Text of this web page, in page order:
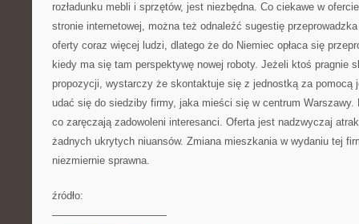
rozładunku mebli i sprzętów, jest niezbędna. Co ciekawe w
stronie internetowej, można też odnaleźć sugestię
oferty coraz więcej ludzi, dlatego że do Niemiec opłaca się
kiedy ma się tam perspektywę nowej roboty. Jeżeli ktoś pragnie
propozycji, wystarczy że skontaktuje się z jednostką za pomocą
udać się do siedziby firmy, jaka mieści się w centrum Warszawy.
co zaręczają zadowoleni interesanci. Oferta jest nadzwyczaj
żadnych ukrytych niuansów. Zmiana mieszkania w wydaniu tej
niezmiernie sprawna.
źródło:
———————————